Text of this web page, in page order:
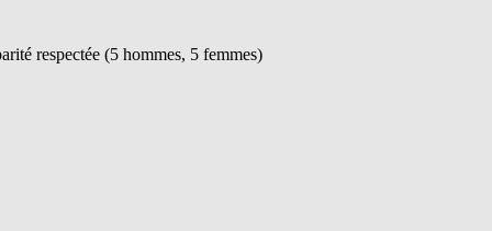
respectée (5 hommes, 5 femmes)